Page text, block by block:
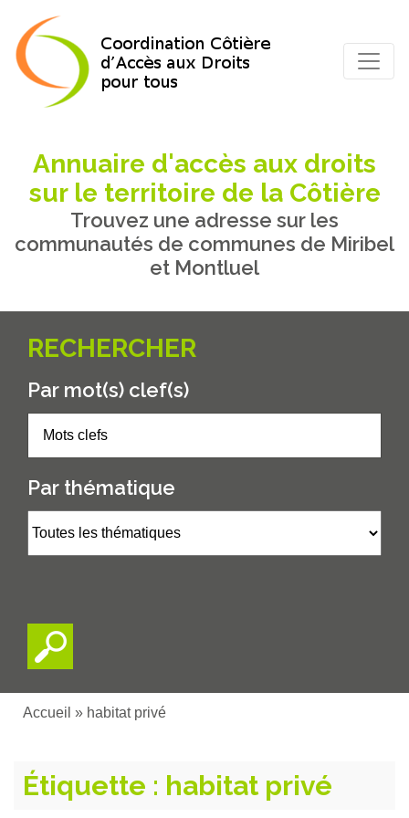
Annuaire d'accès aux droits
sur le territoire de la Côtière
Trouvez une adresse sur les
communautés de communes de Miribel
et Montluel
RECHERCHER
Par mot(s) clef(s)
Par thématique
Accueil » habitat privé
Étiquette : habitat privé